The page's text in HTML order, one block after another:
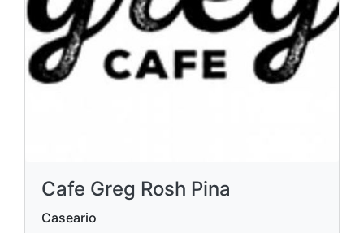
Cafe Greg Rosh Pina
Caseario